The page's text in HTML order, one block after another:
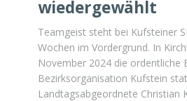
wiedergewählt
Teamgeist steht bei Kufsteiner
Wochen im Vordergrund. In
November 2024 die ordentliche
Bezirksorganisation Kufstein
Landtagsabgeordnete Christian